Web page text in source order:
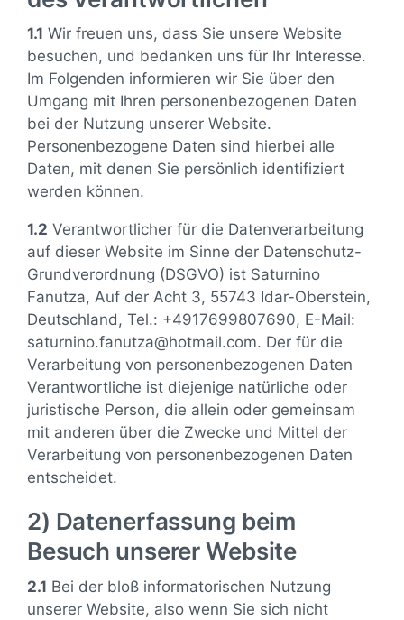
1.1 Wir freuen uns, dass Sie unsere Website
besuchen, und bedanken uns für Ihr Interesse.
Im Folgenden informieren wir Sie über den
Umgang mit Ihren personenbezogenen Daten
bei der Nutzung unserer Website.
Personenbezogene Daten sind hierbei alle
Daten, mit denen Sie persönlich identifiziert
werden können.
1.2 Verantwortlicher für die Datenverarbeitung
auf dieser Website im Sinne der Datenschutz-
Grundverordnung (DSGVO) ist Saturnino
Fanutza, Auf der Acht 3, 55743 Idar-Oberstein,
Deutschland, Tel.: +4917699807690, E-Mail:
saturnino.fanutza@hotmail.com. Der für die
Verarbeitung von personenbezogenen Daten
Verantwortliche ist diejenige natürliche oder
juristische Person, die allein oder gemeinsam
mit anderen über die Zwecke und Mittel der
Verarbeitung von personenbezogenen Daten
entscheidet.
2) Datenerfassung beim
Besuch unserer Website
2.1 Bei der bloß informatorischen Nutzung
unserer Website, also wenn Sie sich nicht